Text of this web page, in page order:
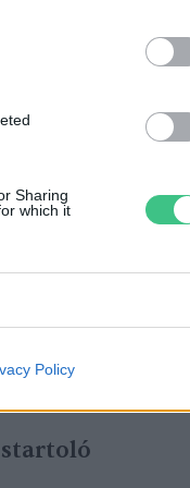
Sharing
which it
Policy
a
ez
8
Ez
meg
János.